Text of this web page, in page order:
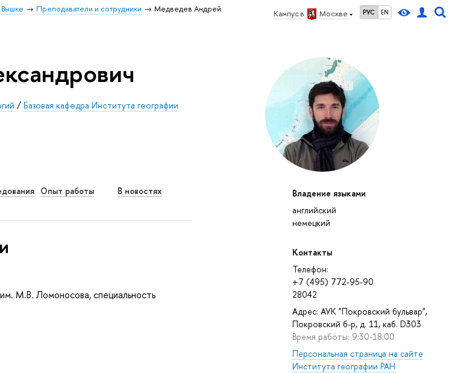
Кампус в Москве РУС EN
Преподаватели и сотрудники
Медведев Андрей
Владение языками
английский
немецкий
Контакты
Телефон:
+7 (495) 772-95-90
28042
Адрес: АУК "Покровский бульвар",
Покровский б-р, д. 11, каб. D303
Время работы: 9:30-18:00
Персональная страница на сайте
Института географии РАН
/Базовая кафедра Института географии
Опыт работы В новостях
М.В. Ломоносова, специальность